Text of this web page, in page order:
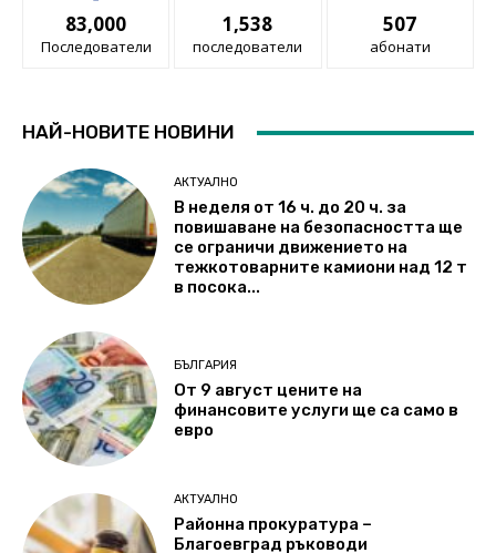
83,000
Последователи
1,538
последователи
507
абонати
НАЙ-НОВИТЕ НОВИНИ
АКТУАЛНО
В неделя от 16 ч. до 20 ч. за
повишаване на безопасността ще
се ограничи движението на
тежкотоварните камиони над 12 т
в посока...
БЪЛГАРИЯ
От 9 август цените на
финансовите услуги ще са само в
евро
АКТУАЛНО
Районна прокуратура –
Благоевград ръководи